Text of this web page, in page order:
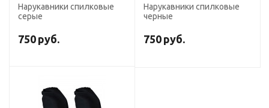
Нарукавники спилковые
серые
750 руб.
Нарукавники спилковые
черные
750 руб.